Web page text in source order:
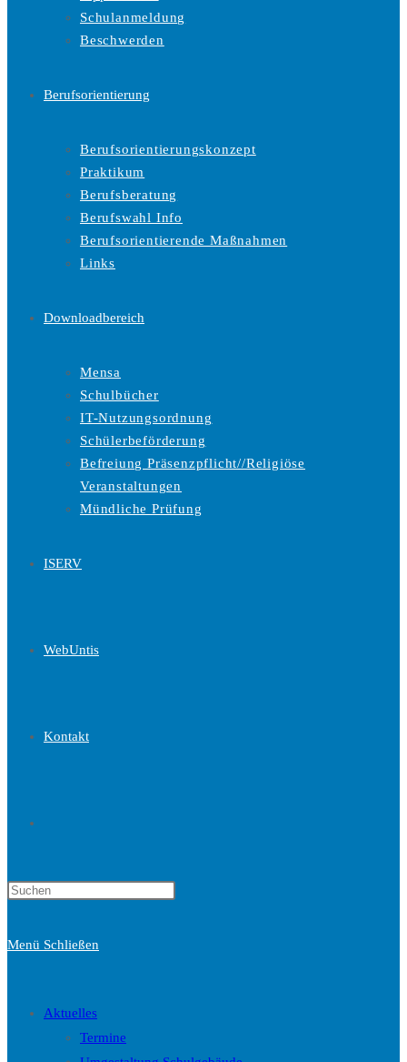
Schulanmeldung
Beschwerden
Berufsorientierung
Berufsorientierungskonzept
Praktikum
Berufsberatung
Berufswahl Info
Berufsorientierende Maßnahmen
Links
Downloadbereich
Mensa
Schulbücher
IT-Nutzungsordnung
Schülerbeförderung
Befreiung Präsenzpflicht//Religiöse
Veranstaltungen
Mündliche Prüfung
ISERV
WebUntis
Kontakt
Menü Schließen
Aktuelles
Termine